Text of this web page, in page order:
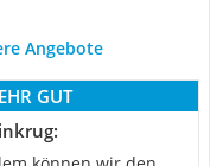
Angebote
GUT